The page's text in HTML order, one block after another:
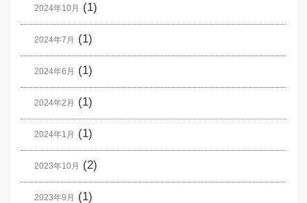
2024年10月 (1)
2024年7月 (1)
2024年6月 (1)
2024年2月 (1)
2024年1月 (1)
2023年10月 (2)
2023年9月 (1)